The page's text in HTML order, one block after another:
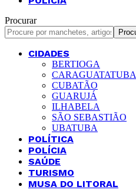
Procurar
CIDADES
BERTIOGA
CARAGUATATUBA
CUBATÃO
GUARUJÁ
ILHABELA
SÃO SEBASTIÃO
UBATUBA
POLÍTICA
POLÍCIA
SAÚDE
TURISMO
MUSA DO LITORAL